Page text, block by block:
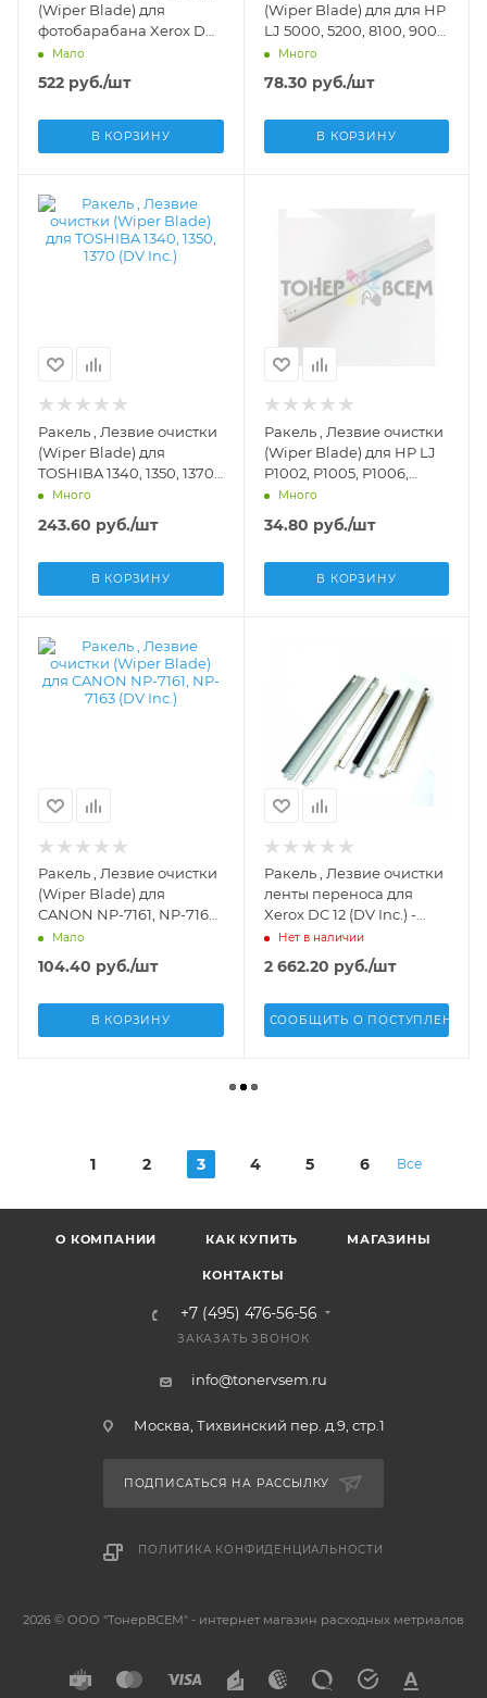
(Wiper Blade) для
фотобарабана Xerox DC
2060, 6060 (DV Inc.) -
Мало
522 руб./шт
В КОРЗИНУ
(Wiper Blade) для для HP
LJ 5000, 5200, 8100, 9000
(DV Inc.) - WB-HP5000
Много
78.30 руб./шт
В КОРЗИНУ
Ракель , Лезвие очистки
(Wiper Blade) для
TOSHIBA 1340, 1350, 1370
(DV Inc.) - DV-WB-
Много
243.60 руб./шт
В КОРЗИНУ
Ракель , Лезвие очистки
(Wiper Blade) для HP LJ
P1002, P1005, P1006,
P1007, P1008, P1009,
P1505, P1560, P1566,
P1600, P1606, M1120,
DV-WB-H1005-1
Много
34.80 руб./шт
В КОРЗИНУ
Ракель , Лезвие очистки
(Wiper Blade) для
CANON NP-7161, NP-7163
(DV Inc.) - DV-WB-
Мало
104.40 руб./шт
В КОРЗИНУ
Ракель , Лезвие очистки
ленты переноса для
Xerox DC 12 (DV Inc.) -
033K93272
Нет в наличии
2 662.20 руб./шт
СООБЩИТЬ О ПОСТУПЛЕНИИ
1 2 3 4 5 6 Все
О КОМПАНИИ КАК КУПИТЬ МАГАЗИНЫ
КОНТАКТЫ
+7 (495) 476-56-56
ЗАКАЗАТЬ ЗВОНОК
info@tonervsem.ru
Москва, Тихвинский пер. д.9, стр.1
ПОДПИСАТЬСЯ НА РАССЫЛКУ
ПОЛИТИКА КОНФИДЕНЦИАЛЬНОСТИ
2026 © ООО "ТонерВСЕМ" - интернет магазин расходных метриалов